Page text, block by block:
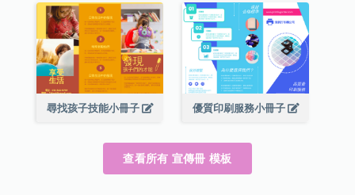
尋找孩子技能小冊子 優質印刷服務小冊子
查看所有 宣傳冊 模板